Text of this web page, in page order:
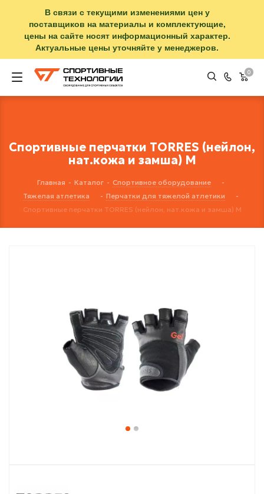
В связи с текущими изменениями цен у
поставщиков на материалы и комплектующие,
цены на сайте носят информационный характер.
Актуальные цены уточняйте у менеджеров.
0
Спортивные перчатки TORRES (нейлон,
нат.кожа и замша) M
Главная - Каталог - Спортивное оборудование
-
Тяжелая атлетика
- Перчатки для тяжелой атлетики
-
Спортивные перчатки TORRES (нейлон, нат.кожа и замша) M